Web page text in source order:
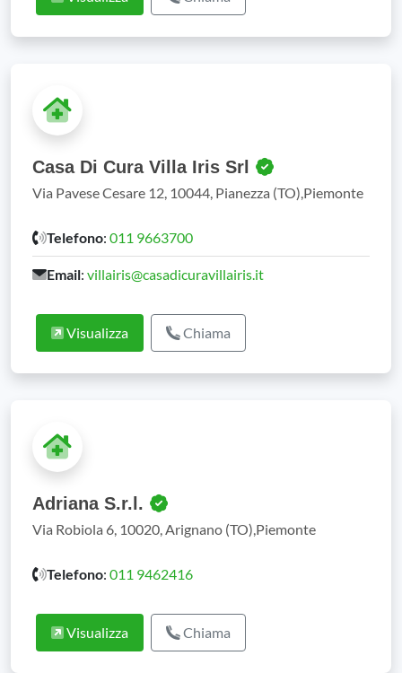
Casa Di Cura Villa Iris Srl
Via Pavese Cesare 12, 10044, Pianezza (TO),Piemonte
Telefono: 011 9663700
Email: villairis@casadicuravillairis.it
Visualizza Chiama
Adriana S.r.l.
Via Robiola 6, 10020, Arignano (TO),Piemonte
Telefono: 011 9462416
Visualizza Chiama